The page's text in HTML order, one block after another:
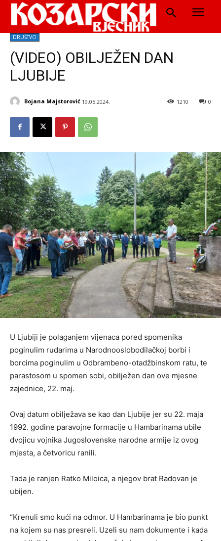
DRUŠTVO
(VIDEO) OBILJEŽEN DAN
LJUBIJE
Bojana Majstorović 19.05.2024. 0
1210
U Ljubiji je polaganjem vijenaca pored spomenika
poginulim rudarima u Narodnooslobodilačkoj borbi i
borcima poginulim u Odbrambeno-otadžbinskom ratu, te
parastosom u spomen sobi, obilježen dan ove mjesne
zajednice, 22. maj.
Ovaj datum obilježava se kao dan Ljubije jer su 22. maja
1992. godine paravojne formacije u Hambarinama ubile
dvojicu vojnika Jugoslovenske narodne armije iz ovog
mjesta, a četvoricu ranili.
Tada je ranjen Ratko Miloica, a njegov brat Radovan je
ubijen.
“Krenuli smo kući na odmor. U Hambarinama je bio punkt
na kojem su nas presreli. Uzeli su nam dokumente i kada